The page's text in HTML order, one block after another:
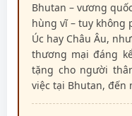
Bhutan – vương
hùng vĩ – tuy không
Úc hay Châu Âu,
thương mại đáng
tặng cho người
việc tại Bhutan, đến